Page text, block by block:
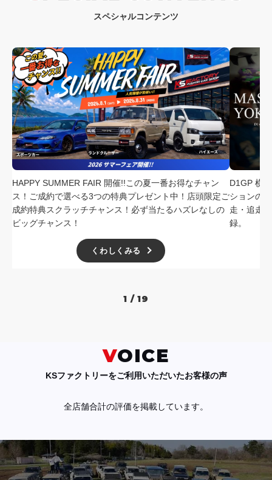
スペシャルコンテンツ
HAPPY SUMMER FAIR 開催!!この夏一番お得なチャン
ス！ご成約で選べる3つの特典プレゼント中！店頭限定ご
成約特典スクラッチチャンス！必ず当たるハズレなしの
ビッグチャンス！
くわしくみる
D1GP 横
ションの
走・追走
録。
1 / 19
VOICE
KSファクトリーをご利用いただいたお客様の声
全店舗合計の評価を掲載しています。